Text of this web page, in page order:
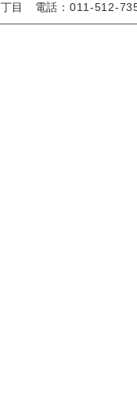
目 電話：011-512-